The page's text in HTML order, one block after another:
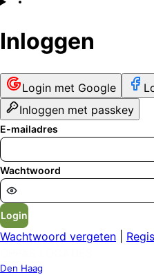
Inloggen
Login met Google
Inloggen met passkey
E-mailadres
Wachtwoord
Login
Wachtwoord vergeten
Den Haag